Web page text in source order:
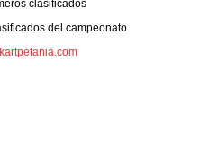
clasificados
del campeonato